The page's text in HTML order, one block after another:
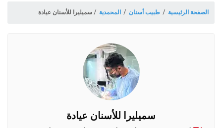
الصفحة الرئيسية / طبيب أسنان / المحمدية / سميليرا للأسنان عيادة
سميليرا للأسنان عيادة